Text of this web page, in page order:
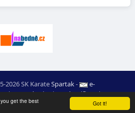
Got it!
get the best
2026 SK KarateSpartak-
e-
|Carte du site| Identifiant|RSS
,résultats karate : Mgr. Jiří Kotala